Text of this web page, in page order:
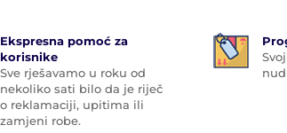
Ekspresna pomoć za
korisnike
Sve rješavamo u roku od
nekoliko sati bilo da je riječ
o reklamaciji, upitima ili
zamjeni robe.